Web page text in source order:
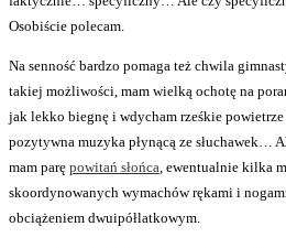
Osobiście polecam.
Na senność bardzo pomaga też chwila
takiej możliwości, mam wielką ochotę na
jak lekko biegnę i wdycham rześkie
pozytywna muzyka płynącą ze słuchawek…
mam parę powitań słońca, ewentualnie kilka
skoordynowanych wymachów rękami i
obciążeniem dwuipółlatkowym.